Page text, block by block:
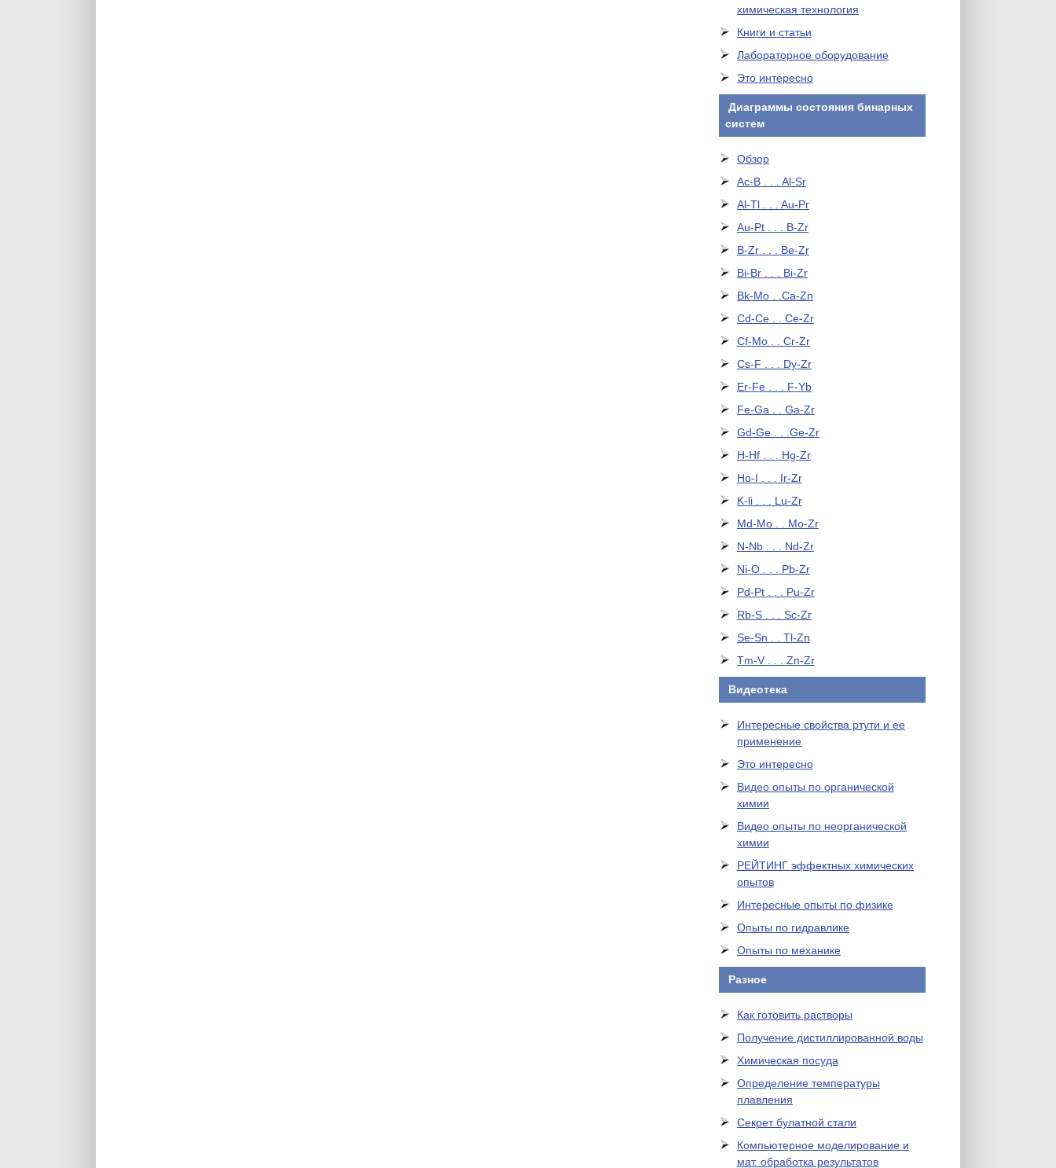
химическая технология
Книги и статьи
Лабораторное оборудование
Это интересно
Диаграммы состояния бинарных
систем
Обзор
Ac-B . . . Al-Sr
Al-Tl . . . Au-Pr
Au-Pt . . . B-Zr
B-Zr . . . Be-Zr
Bi-Br . . . Bi-Zr
Bk-Mo . .Ca-Zn
Cd-Ce . . Ce-Zr
Cf-Mo . . Cr-Zr
Cs-F . . . Dy-Zr
Er-Fe . . . F-Yb
Fe-Ga . . Ga-Zr
Gd-Ge . . .Ge-Zr
H-Hf . . . Hg-Zr
Ho-I . . . Ir-Zr
K-li . . . Lu-Zr
Md-Mo . . Mo-Zr
N-Nb . . . Nd-Zr
Ni-O . . . Pb-Zr
Pd-Pt . . . Pu-Zr
Rb-S . . . Sc-Zr
Se-Sn . . Tl-Zn
Tm-V . . . Zn-Zr
Видеотека
Интересные свойства ртути и ее
применение
Это интересно
Видео опыты по органической
химии
Видео опыты по неорганической
химии
РЕЙТИНГ эффектных химических
опытов
Интересные опыты по физике
Опыты по гидравлике
Опыты по механике
Разное
Как готовить растворы
Получение дистиллированной воды
Химическая посуда
Определение температуры
плавления
Секрет булатной стали
Компьютерное моделирование и
мат. обработка результатов